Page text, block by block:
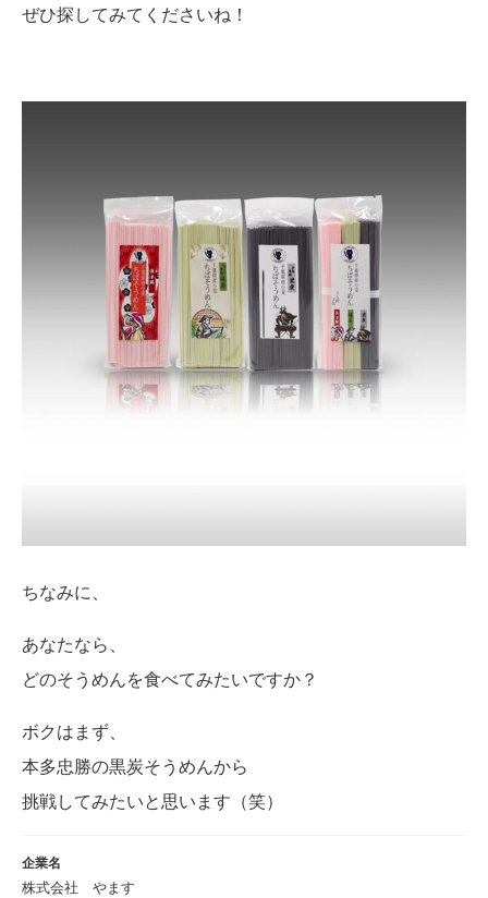
ぜひ探してみてくださいね！
ちなみに、
あなたなら、
どのそうめんを食べてみたいですか？
ボクはまず、
本多忠勝の黒炭そうめんから
挑戦してみたいと思います（笑）
企業名
株式会社 やます